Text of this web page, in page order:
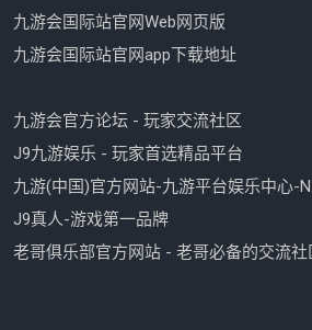
九游会国际站官网Web网页版
九游会国际站官网app下载地址
九游会官方论坛 - 玩家交流社区
J9九游娱乐 - 玩家首选精品平台
九游(中国)官方网站-九游平台娱乐中心-
J9真人-游戏第一品牌
老哥俱乐部官方网站 - 老哥必备的交流社